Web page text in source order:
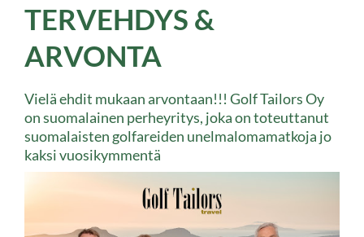
TERVEHDYS &
ARVONTA
Vielä ehdit mukaan arvontaan!!! Golf Tailors Oy
on suomalainen perheyritys, joka on toteuttanut
suomalaisten golfareiden unelmalomamatkoja jo
kaksi vuosikymmentä